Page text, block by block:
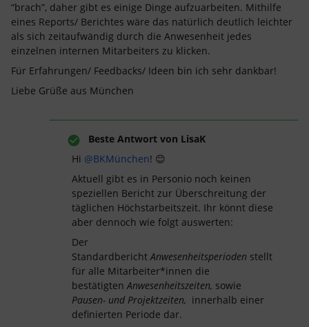
“brach”, daher gibt es einige Dinge aufzuarbeiten. Mithilfe
eines Reports/ Berichtes wäre das natürlich deutlich leichter
als sich zeitaufwändig durch die Anwesenheit jedes
einzelnen internen Mitarbeiters zu klicken.
Für Erfahrungen/ Feedbacks/ Ideen bin ich sehr dankbar!
Liebe Grüße aus München
Beste Antwort von LisaK
Hi @BKMünchen! 😊
Aktuell gibt es in Personio noch keinen
speziellen Bericht zur Überschreitung der
täglichen Höchstarbeitszeit. Ihr könnt diese
aber dennoch wie folgt auswerten:
Der
StandardberichtAnwesenheitsperioden stellt
für alle Mitarbeiter*innen die
bestätigtenAnwesenheitszeiten, sowie
Pausen- und Projektzeiten, innerhalb einer
definierten Periode dar.